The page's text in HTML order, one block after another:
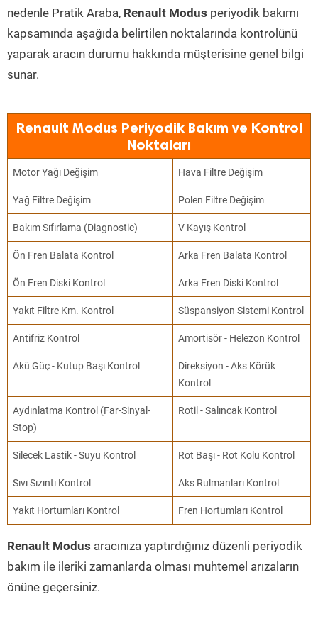
nedenle Pratik Araba, Renault Modus periyodik bakımı
kapsamında aşağıda belirtilen noktalarında kontrolünü
yaparak aracın durumu hakkında müşterisine genel bilgi
sunar.
Renault Modus Periyodik Bakım ve Kontrol
Noktaları
Motor Yağı Değişim Hava Filtre Değişim
Yağ Filtre Değişim Polen Filtre Değişim
Bakım Sıfırlama (Diagnostic) V Kayış Kontrol
Ön Fren Balata Kontrol Arka Fren Balata Kontrol
Ön Fren Diski Kontrol Arka Fren Diski Kontrol
Yakıt Filtre Km. Kontrol Süspansiyon Sistemi Kontrol
Antifriz Kontrol Amortisör - Helezon Kontrol
Akü Güç - Kutup Başı Kontrol
Direksiyon - Aks Körük
Kontrol
Aydınlatma Kontrol (Far-Sinyal-
Stop)
Rotil - Salıncak Kontrol
Silecek Lastik - Suyu Kontrol Rot Başı - Rot Kolu Kontrol
Sıvı Sızıntı Kontrol Aks Rulmanları Kontrol
Yakıt Hortumları Kontrol Fren Hortumları Kontrol
Renault Modus aracınıza yaptırdığınız düzenli periyodik
bakım ile ileriki zamanlarda olması muhtemel arızaların
önüne geçersiniz.